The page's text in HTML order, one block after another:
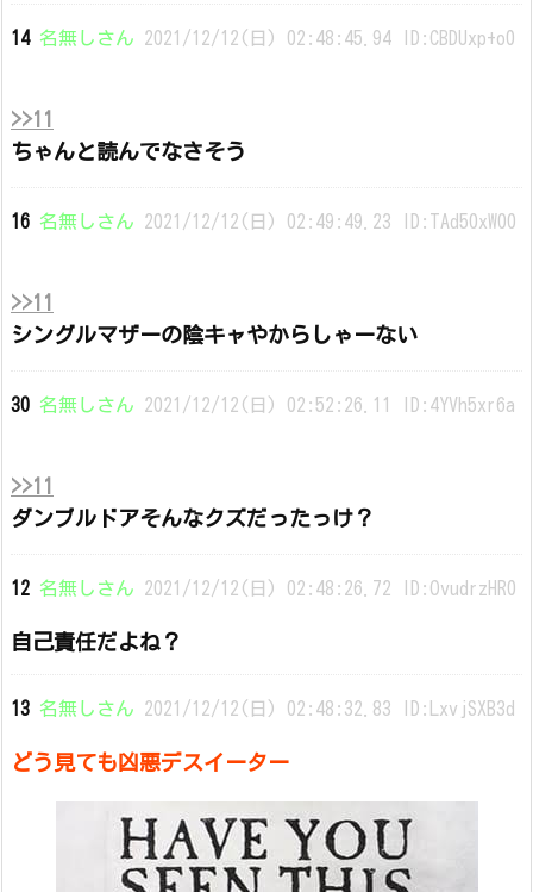
14 名無しさん 2021/12/12(日) 02:48:45.94 ID:CBDUxp+o0
>>11
ちゃんと読んでなさそう
16 名無しさん 2021/12/12(日) 02:49:49.23 ID:TAd50xW00
>>11
シングルマザーの陰キャやからしゃーない
30 名無しさん 2021/12/12(日) 02:52:26.11 ID:4YVh5xr6a
>>11
ダンブルドアそんなクズだったっけ？
12 名無しさん 2021/12/12(日) 02:48:26.72 ID:OvudrzHR0
自己責任だよね？
13 名無しさん 2021/12/12(日) 02:48:32.83 ID:LxvjSXB3d
どう見ても凶悪デスイーター